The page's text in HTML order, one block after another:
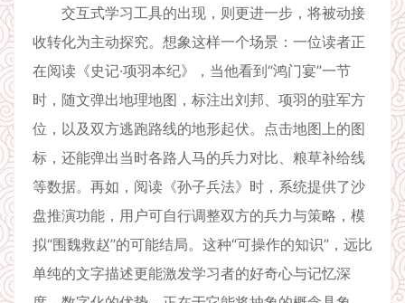
交互式学习工具的出现，则更进一步，将被动接
收转化为主动探究。想象这样一个场景：一位读者正
在阅读《史记·项羽本纪》，当他看到“鸿门宴”一节
时，随文弹出地理地图，标注出刘邦、项羽的驻军方
位，以及双方逃跑路线的地形起伏。点击地图上的图
标，还能弹出当时各路人马的兵力对比、粮草补给线
等数据。再如，阅读《孙子兵法》时，系统提供了沙
盘推演功能，用户可自行调整双方的兵力与策略，模
拟“围魏救赵”的可能结局。这种“可操作的知识”，远比
单纯的文字描述更能激发学习者的好奇心与记忆深